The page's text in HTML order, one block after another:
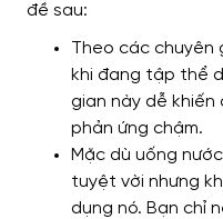
đề sau:
Theo các chuyên
khi đang tập thể
gian này dễ khiến
phản ứng chậm.
Mặc dù uống
tuyệt vời nhưng
dụng nó. Bạn chỉ